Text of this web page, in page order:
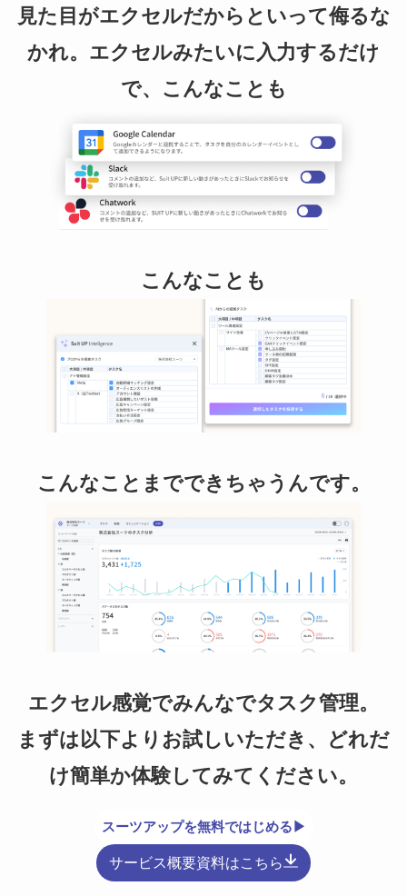
見た目がエクセルだからといって侮るな
かれ。エクセルみたいに入力するだけ
で、こんなことも
こんなことも
こんなことまでできちゃうんです。
エクセル感覚でみんなでタスク管理。
まずは以下よりお試しいただき、どれだ
け簡単か体験してみてください。
スーツアップを無料ではじめる▶
サービス概要資料はこちら